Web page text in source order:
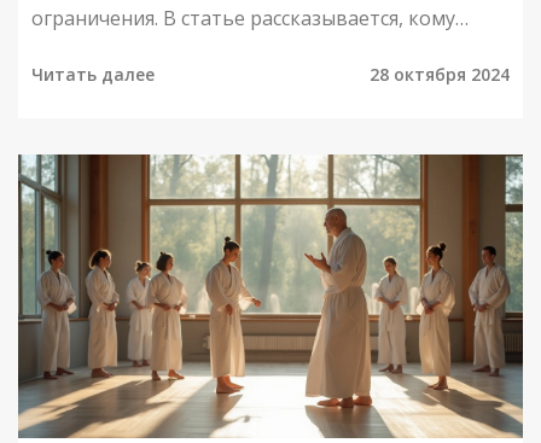
ограничения. В статье рассказывается, кому
тренировок из-за здоровья или других
тренера, чтобы избежать ненужных проблем.
Обычно противопоказания связаны с
медицинскими состояниями, такими как болезни
сердца или проблемы с суставами. Также стоит
учитывать возраст и индивидуальные
способности, подбирая тренера и программу
тренировок. Важно помнить, что грамотный
подход к выбору тренера может помочь
Читать далее 28 октября 2024